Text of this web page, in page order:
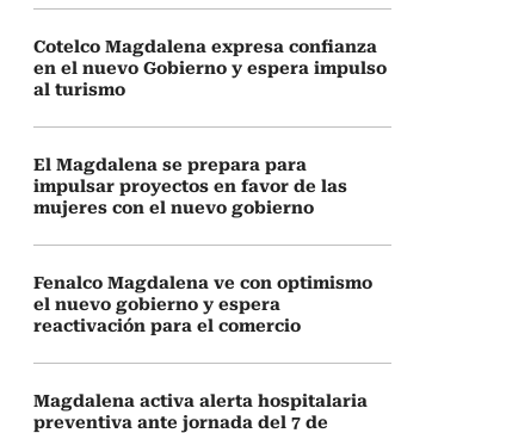
Cotelco Magdalena expresa confianza
en el nuevo Gobierno y espera impulso
al turismo
El Magdalena se prepara para
impulsar proyectos en favor de las
mujeres con el nuevo gobierno
Fenalco Magdalena ve con optimismo
el nuevo gobierno y espera
reactivación para el comercio
Magdalena activa alerta hospitalaria
preventiva ante jornada del 7 de